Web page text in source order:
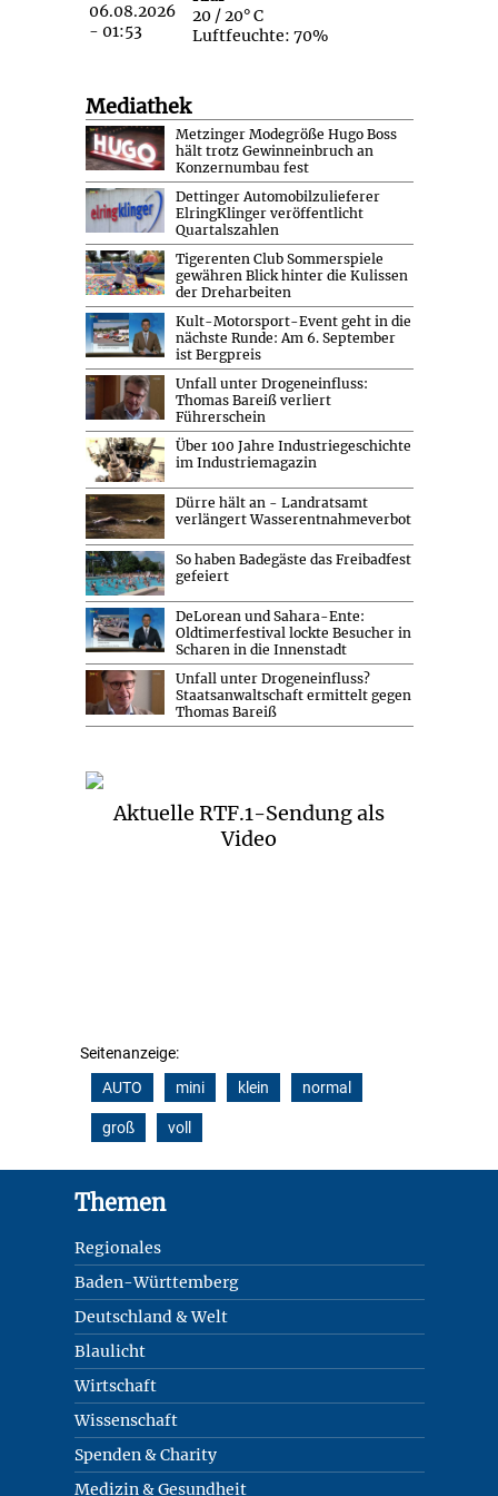
20 / 20° C
Luftfeuchte: 70%
Mediathek
Metzinger Modegröße Hugo Boss
hält trotz Gewinneinbruch an
Konzernumbau fest
Dettinger Automobilzulieferer
ElringKlinger veröffentlicht
Quartalszahlen
Tigerenten Club Sommerspiele
gewähren Blick hinter die Kulissen
der Dreharbeiten
Kult-Motorsport-Event geht in die
nächste Runde: Am 6. September
ist Bergpreis
Unfall unter Drogeneinfluss:
Thomas Bareiß verliert
Führerschein
Über 100 Jahre Industriegeschichte
im Industriemagazin
Dürre hält an - Landratsamt
verlängert Wasserentnahmeverbot
So haben Badegäste das Freibadfest
gefeiert
DeLorean und Sahara-Ente:
Oldtimerfestival lockte Besucher in
Scharen in die Innenstadt
Unfall unter Drogeneinfluss?
Staatsanwaltschaft ermittelt gegen
Thomas Bareiß
Aktuelle RTF.1-Sendung als
Video
Seitenanzeige:
AUTO
mini klein normal
groß voll
Themen
Regionales
Baden-Württemberg
Deutschland & Welt
Blaulicht
Wirtschaft
Wissenschaft
Spenden & Charity
Medizin & Gesundheit